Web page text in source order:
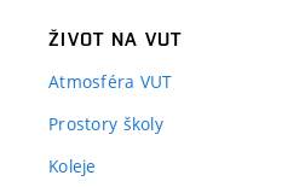
ŽIVOT NA VUT
Atmosféra VUT
Prostory školy
Koleje